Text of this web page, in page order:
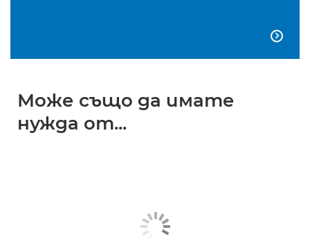

Може също да имате
нужда от...